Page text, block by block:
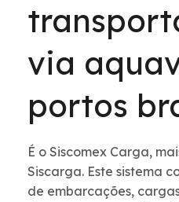
via
portos
É o Siscomex Carga,
Siscarga. Este sistema
de embarcações,